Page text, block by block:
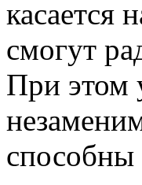
касается
смогут
При этом
способны